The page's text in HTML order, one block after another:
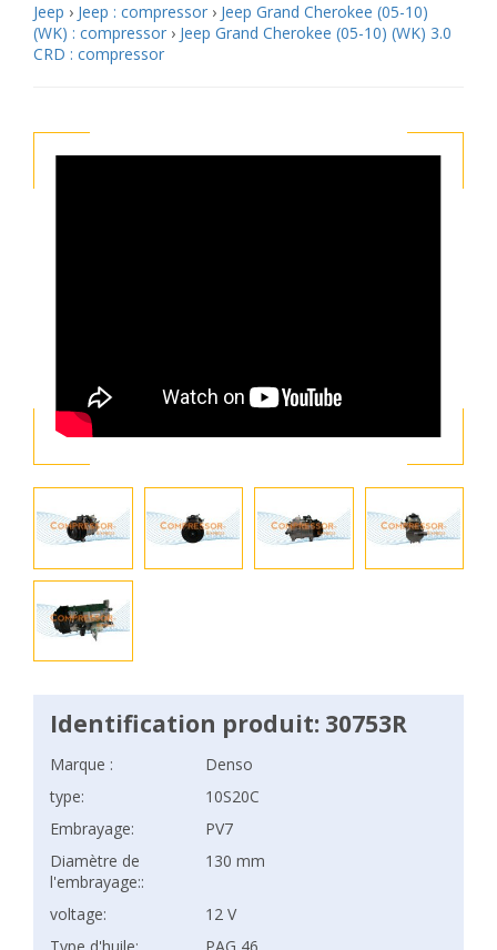
Jeep › Jeep : compressor › Jeep Grand Cherokee (05-10)
(WK) : compressor › Jeep Grand Cherokee (05-10) (WK) 3.0
CRD : compressor
Identification produit: 30753R
Marque :
Denso
type:
10S20C
Embrayage:
PV7
Diamètre de
l'embrayage::
130 mm
voltage:
12 V